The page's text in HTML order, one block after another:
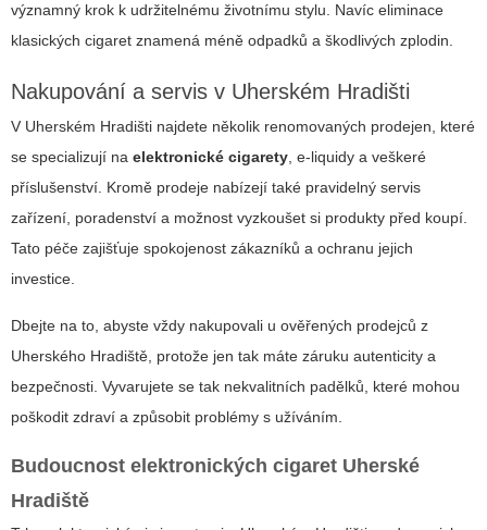
významný krok k udržitelnému životnímu stylu. Navíc eliminace
klasických cigaret znamená méně odpadků a škodlivých zplodin.
Nakupování a servis v Uherském Hradišti
V Uherském Hradišti najdete několik renomovaných prodejen, které
se specializují na elektronické cigarety , e-liquidy a veškeré
příslušenství. Kromě prodeje nabízejí také pravidelný servis
zařízení, poradenství a možnost vyzkoušet si produkty před koupí.
Tato péče zajišťuje spokojenost zákazníků a ochranu jejich
investice.
Dbejte na to, abyste vždy nakupovali u ověřených prodejců z
Uherského Hradiště, protože jen tak máte záruku autenticity a
bezpečnosti. Vyvarujete se tak nekvalitních padělků, které mohou
poškodit zdraví a způsobit problémy s užíváním.
Budoucnost elektronických cigaret Uherské
Hradiště